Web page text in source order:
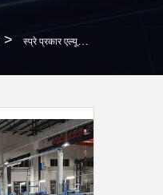
> स्प्रे प्रकार एल्यूमिनियम वायर केबल स्वचालित ड्राइंग मशीन वायरमैक ब्रांड